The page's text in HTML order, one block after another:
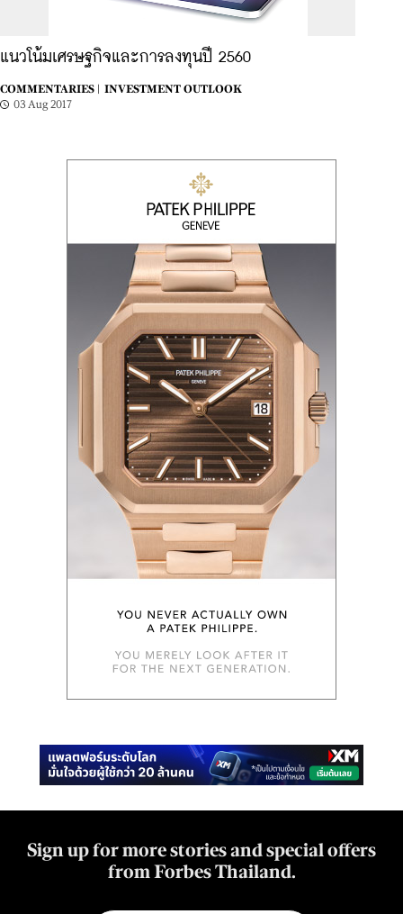
แนวโน้มเศรษฐกิจและการลงทุนปี 2560
COMMENTARIES |
INVESTMENT OUTLOOK
03 Aug 2017
Sign up for more stories and special offers
from Forbes Thailand.